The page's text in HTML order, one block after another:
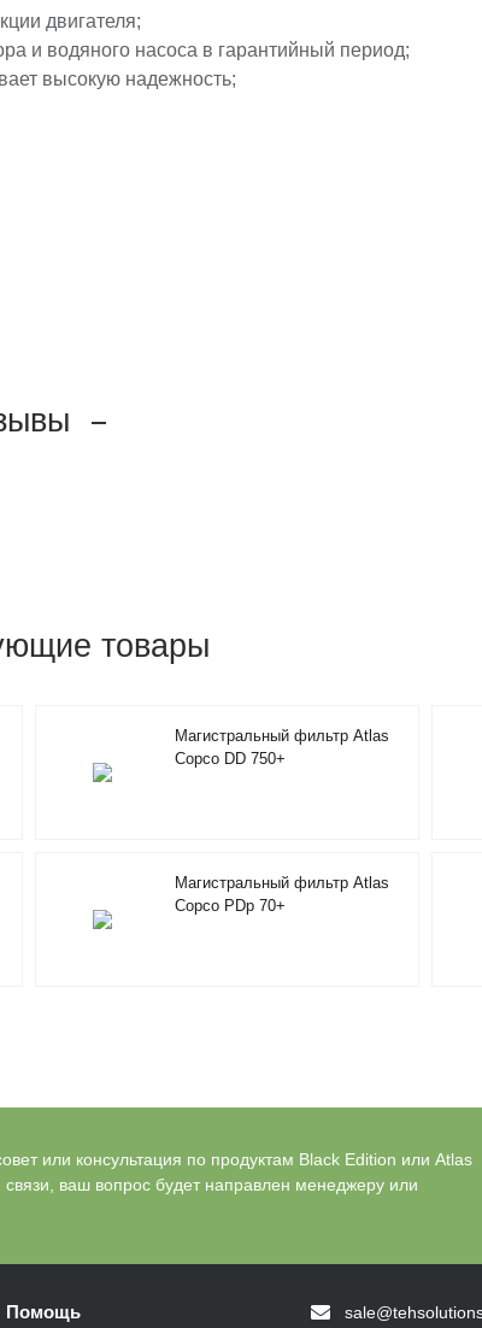
двигателя;
и водяного насоса в гарантийный период;
высокую надежность;
товары
Магистральный фильтр Atlas
Copco DD 750+
Магистральный фильтр Atlas
Copco PDp 70+
или консультация по продуктам Black Edition или Atlas
ваш вопрос будет направлен менеджеру или
Помощь